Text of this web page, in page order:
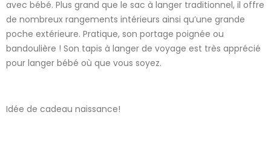
avec bébé. Plus grand que le sac à langer traditionnel, il offre
de nombreux rangements intérieurs ainsi qu’une grande
poche extérieure. Pratique, son portage poignée ou
bandoulière ! Son tapis à langer de voyage est très apprécié
pour langer bébé où que vous soyez.
Idée de cadeau naissance!